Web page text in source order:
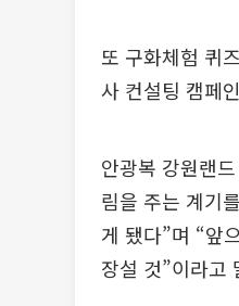
또 구화체험 퀴
사 컨설팅 캠페
안광복 강원랜
림을 주는 계기
게 됐다”며 “앞
장설 것”이라고